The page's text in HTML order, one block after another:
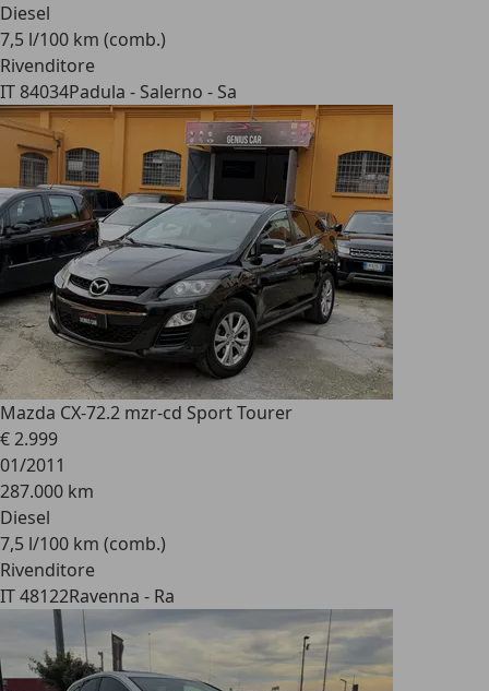
Diesel
7,5 l/100 km (comb.)
Rivenditore
IT 84034Padula - Salerno - Sa
Mazda CX-72.2 mzr-cd Sport Tourer
€ 2.999
01/2011
287.000 km
Diesel
7,5 l/100 km (comb.)
Rivenditore
IT 48122Ravenna - Ra